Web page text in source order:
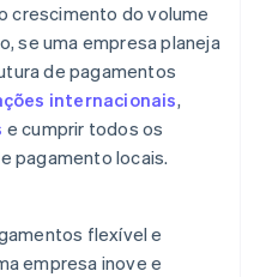
crescimento do volume
se uma empresa planeja
de pagamentos
internacionais,
e cumprir todos os
pagamento locais.
flexível e
empresa inove e